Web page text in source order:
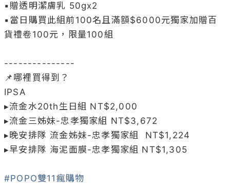
▪️贈透明潔膚乳 50gx2
▪️當日購買此組前100名且滿額$6000元獨家加贈百
貨禮卷100元，限量100組
---------------
📌哪裡買得到？
IPSA
▸流金水20th生日組 NT$2,000
▸流金三姊妹-忠孝獨家組 NT$3,672
▸晚安排隊 流金姊妹-忠孝獨家組  NT$1,224
▸早安排隊 海泥面膜-忠孝獨家組 NT$1,305
#POPO雙11瘋購物